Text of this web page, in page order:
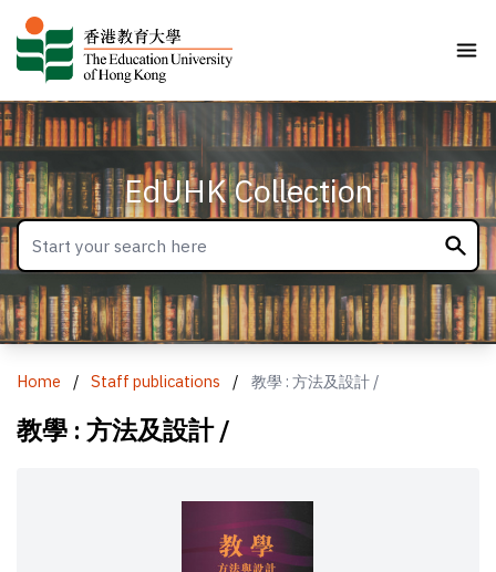
EdUHK Collection
Home / Staff publications / 教學 : 方法及設計 /
教學 : 方法及設計 /